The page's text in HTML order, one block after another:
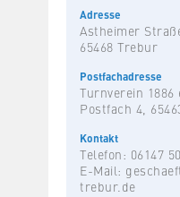
Adresse
Astheimer
65468 Trebur
Postfachadresse
Turnverein 1886
Postfach 4,
Kontakt
Telefon: 06147
E-Mail:
trebur.de